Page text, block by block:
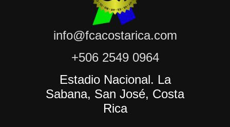
info@fcacostarica.com
+506 2549 0964
Estadio Nacional. La
Sabana, San José, Costa
Rica